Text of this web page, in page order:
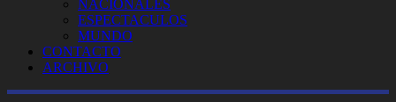
NACIONALES
ESPECTACULOS
MUNDO
CONTACTO
ARCHIVO